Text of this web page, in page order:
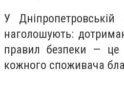
У Дніпропетровській
наголошують:
правил безпеки — це
кожного споживача